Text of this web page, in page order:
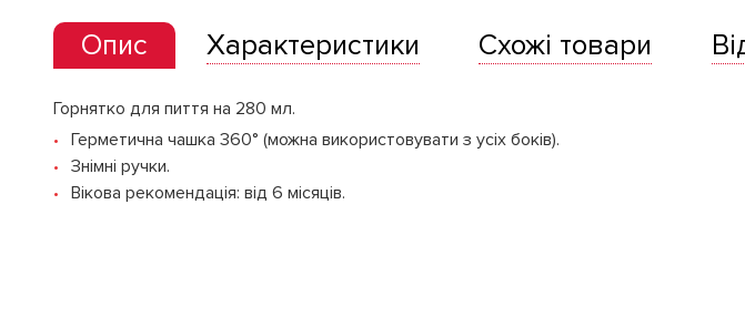
Опис Характеристики Схожі товари
Горнятко для пиття на 280 мл.
Герметична чашка 360° (можна використовувати з усіх боків).
Знімні ручки.
Вікова рекомендація: від 6 місяців.